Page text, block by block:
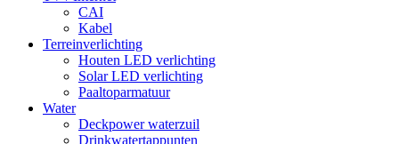
CAI
Kabel
Terreinverlichting
Houten LED verlichting
Solar LED verlichting
Paaltoparmatuur
Water
Deckpower waterzuil
Drinkwatertappunten